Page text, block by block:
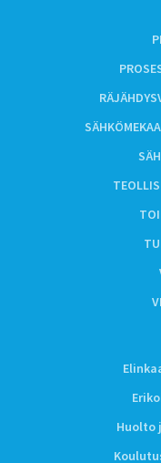
Huolto